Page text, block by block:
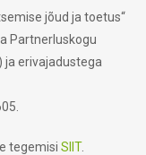
jõud ja toetus“
Partnerluskogu
ja erivajadustega
tegemisi SIIT.